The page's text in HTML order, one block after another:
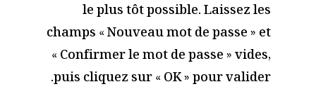
le plus tôt possible. Laissez les
champs « Nouveau mot de passe » et
« Confirmer le mot de passe » vides,
puis cliquez sur « OK » pour valider.